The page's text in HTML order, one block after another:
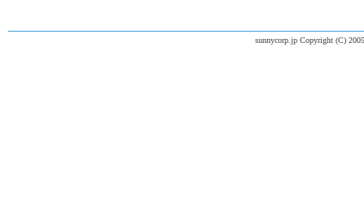
sunnycorp.jp Copyright (C)